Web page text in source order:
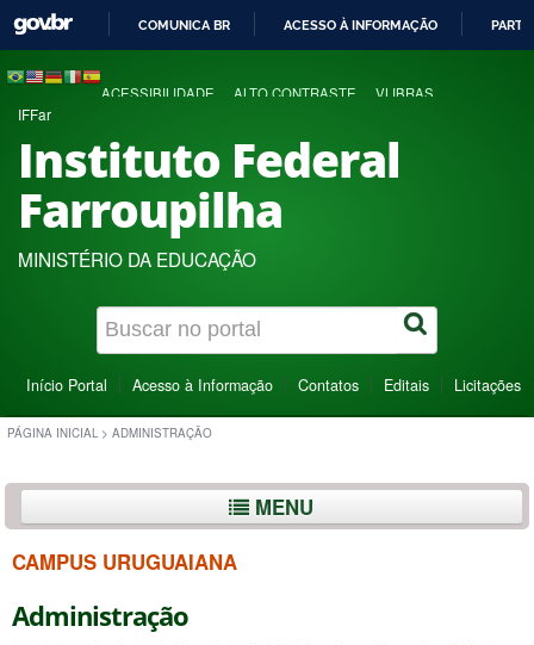
COMUNICA BR ACESSO À INFORMAÇÃO
ACESSIBILIDADE ALTO CONTRASTE VLIBRAS
IFFar
Instituto Federal
Farroupilha
MINISTÉRIO DA EDUCAÇÃO
Início Portal Acesso à Informação Contatos Editais Licitações
PÁGINA INICIAL > ADMINISTRAÇÃO
MENU
CAMPUS URUGUAIANA
Administração